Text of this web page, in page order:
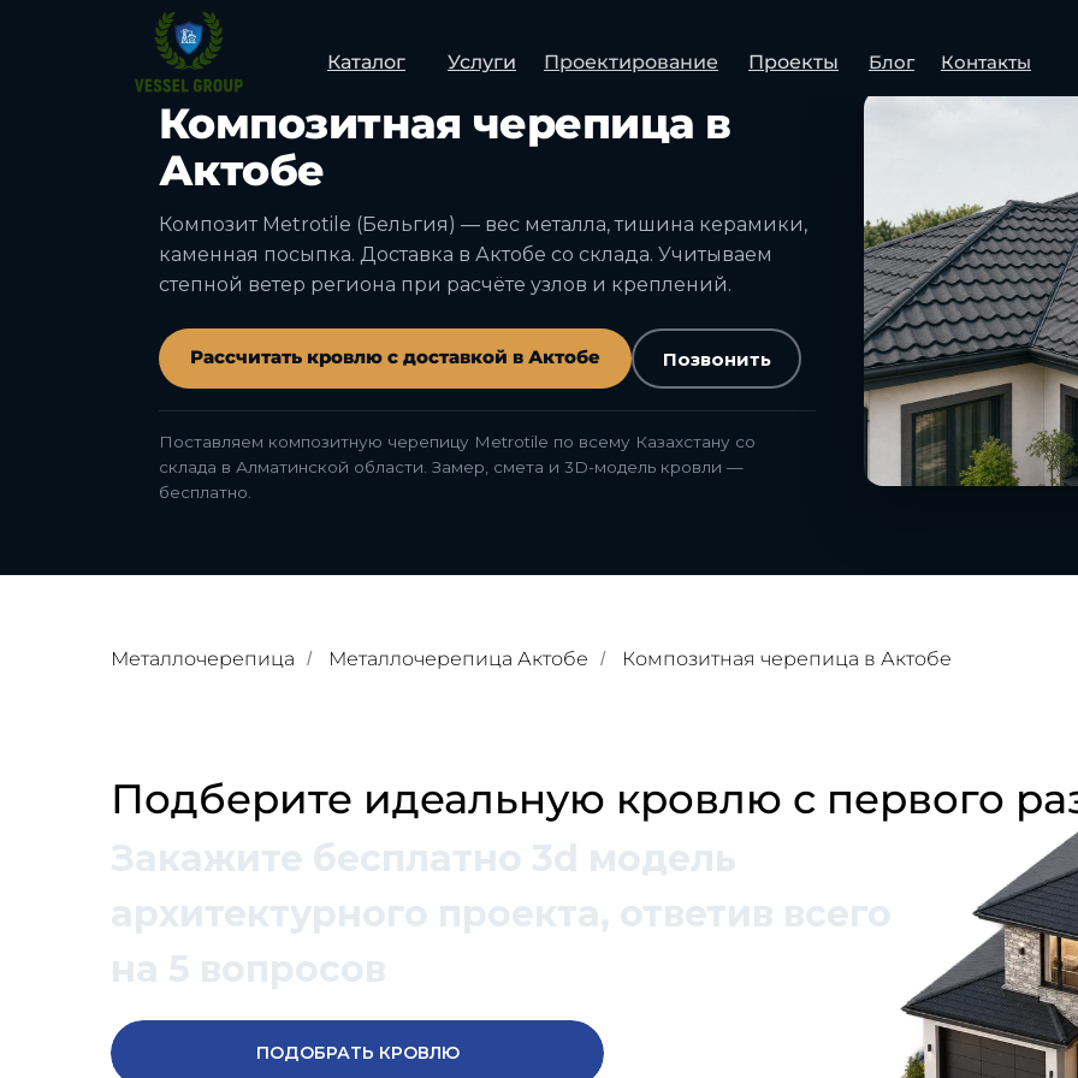
Каталог Услуги Проектирование Проекты Блог Контакты
АКТОБЕ · АКТЮБИНСКАЯ ОБЛАСТЬ · ДОСТАВКА СО СКЛАДА
Композитная черепица в
Актобе
Композит Metrotile (Бельгия) — вес металла, тишина керамики,
каменная посыпка. Доставка в Актобе со склада. Учитываем
степной ветер региона при расчёте узлов и креплений.
Рассчитать кровлю с доставкой в Актобе Позвонить
Поставляем композитную черепицу Metrotile по всему Казахстану со
склада в Алматинской области. Замер, смета и 3D-модель кровли —
бесплатно.
Металлочерепица / Металлочерепица Актобе / Композитная черепица в Актобе
ПОДОБРАТЬ КРОВЛЮ
Подберите идеальную кровлю с первого
Закажите бесплатно 3d модель
архитектурного проекта, ответив всего
на 5 вопросов